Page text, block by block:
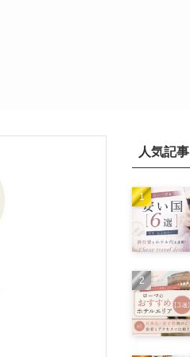
人気記事